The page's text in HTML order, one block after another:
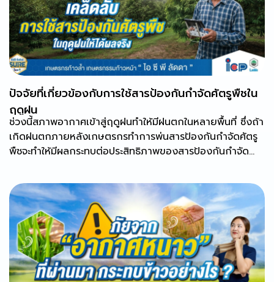
ปัจจัยที่เกี่ยวข้องกับการใช้สารป้องกันกำจัดศัตรูพืชใน
ฤดูฝน
ช่วงนี้สภาพอากาศเข้าสู่ฤดูฝนทำให้มีฝนตกในหลายพื้นที่ ซึ่งถ้า
เกิดฝนตกภายหลังเกษตรกรทำการพ่นสารป้องกันกำจัดศัตรู
พืชจะทำให้มีผลกระทบต่อประสิทธิภาพของสารป้องกันกำจัด